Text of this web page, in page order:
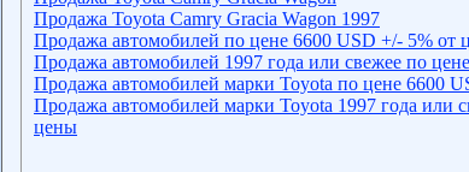
Продажа Toyota Camry Gracia Wagon 1997
Продажа автомобилей по цене 6600 USD +/- 5% от
Продажа автомобилей 1997 года или свежее по
Продажа автомобилей марки Toyota по цене 6600
Продажа автомобилей марки Toyota 1997 года или
цены